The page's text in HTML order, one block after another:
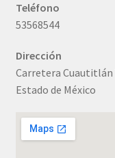
Teléfono
53568544
Dirección
Carretera Cuautitlán
Estado de México